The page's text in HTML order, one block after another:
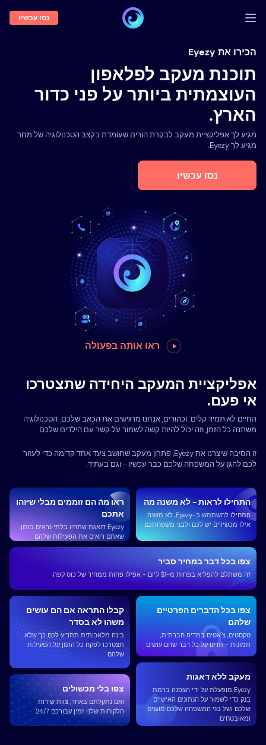
התחברות
הדגמה
תכונות
אודותנו
בלוג
נסו עכשיו
הכירו את Eyezy
תוכנת מעקב לפלאפון
העוצמתית ביותר על פני כדור
הארץ.
מגיע לך אפליקציית מעקב לבקרת הורים שעומדת בקצב הטכנולוגיה של מחר.
מגיע לך Eyezy.
נסו עכשיו
ראו אותה בפעולה
אפליקציית המעקב היחידה שתצטרכו
אי פעם.
החיים לא תמיד קלים. וכהורים, אנחנו מרגישים את הכאב שלכם. הטכנולוגיה
משתנה כל הזמן, וזה יכול להיות קשה לשמור על קשר עם הילדים שלכם.
זו הסיבה שיצרנו את Eyezy, פתרון מעקב שחושב צעד אחד קדימה כדי לעזור
לכם להגן על המשפחה שלכם כבר עכשיו - וגם בעתיד.
התחילו לראות - לא משנה מה
התחילו להשתמש ב-Eyezy, לא משנה
אילו מכשירים יש לכם ולבני משפחתכם
ראו מה הם זוממים מבלי שיזהו
אתכם
Eyezy דואגת שתהיו בלתי נראים בזמן
שאתם רואים את הפעילות שלהם
מעקב ללא דאגות
Eyezy מופעלת על ידי הצפנה ברמת
בנק כדי לשמור על הנתונים האישיים
שלכם ושל בני המשפחה שלכם מוגנים
ומאובטחים
צפו בכל הדברים הפרטיים
שלהם
טקסטים, צ'אטים במדיה חברתית,
תמונות - תדעו על כל דבר שהם עושים
צפו בכל דבר במחיר סביר
זה משתלם להפליא בפחות מ-$1 ליום - אפילו פחות ממחיר של כוס קפה
קבלו התראה אם ​​הם עושים
משהו לא בסדר
בינה מלאכותית תתריע לכם כך שלא
תצטרכו לפקח כל הזמן על הפעילות
שלהם
צפו בלי מכשולים
ואם נתקלתם באחד, צוות שירות
הלקוחות שלנו זמין עבורכם 24/7